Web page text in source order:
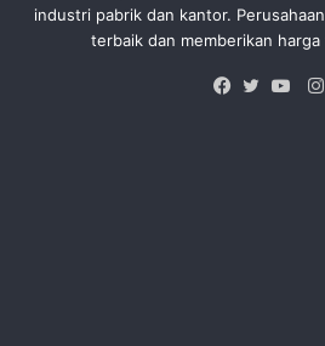
industri pabrik dan kantor.
terbaik dan memberikan